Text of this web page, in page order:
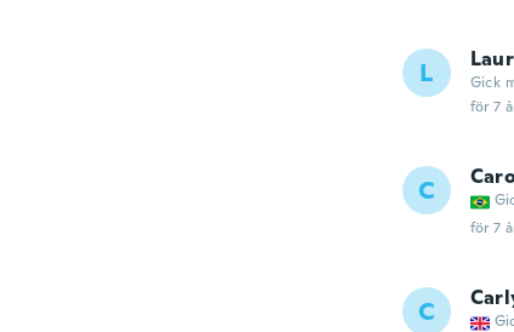
L Gick
för 7
C
för 7
C